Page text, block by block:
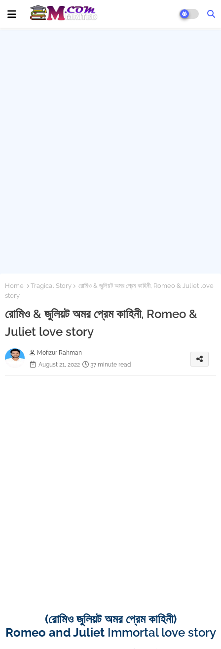
Home Tragical Story
রোমিও & জুলিয়ট অমর প্রেম কা‌হিনী, Romeo & Juliet love
story
রোমিও & জুলিয়ট অমর প্রেম কা‌হিনী, Romeo &
Juliet love story
Mofizur Rahman
August 21, 2022
37 minute read
(রোমিও জুলিয়ট অমর প্রেম কা‌হিনী)
Romeo and Juliet Immortal love story